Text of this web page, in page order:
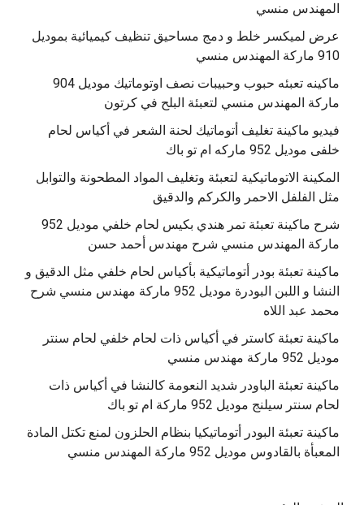
المهندس منسي
عرض لميكسر خلط و دمج مساحيق تنظيف كيميائية بموديل
910 ماركة المهندس منسي
‫ماكينه تعبئه حبوب وحبيبات نصف اوتوماتيك موديل 904
‫فيديو ماكينة تغليف أتوماتيك لحنة الشعر في أكياس لحام
خلفى موديل 952 ماركه ام تو باك
المكينة الاتوماتيكية لتعبئة وتغليف المواد المطحونة والتوابل
مثل الفلفل الاحمر والكركم والدقيق
‫شرح ماكينة تعبئة تمر هندي بكيس لحام خلفي موديل 952
ماكينة تعبئة بودر أتوماتيكية بأكياس لحام خلفي مثل الدقيق و
النشا و اللبن البودرة موديل 952 ماركة مهندس منسي شرح
محمد عبد اللاه
‫ماكينة تعبئة كاستر في أكياس ذات لحام خلفي لحام سنتر
موديل 952 ماركة مهندس منسي
‫ماكينة تعبئة الباودر شديد النعومة كالنشا في أكياس ذات
‫ماكينة تعبئة البودر أتوماتيكيا بنظام الحلزون لمنع تكتل المادة